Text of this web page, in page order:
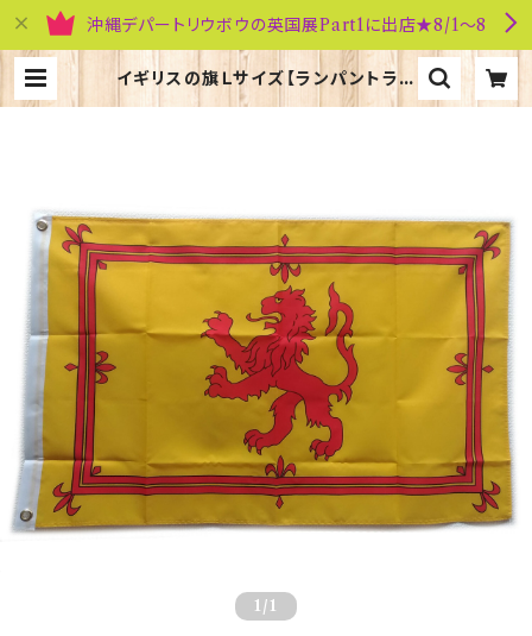
沖縄デパートリウボウの英国展Part1に出店★8/1～8
イギリスの旗Ｌサイズ【ランパントライ
オン】Worldwide Flags 90007-
1 /1